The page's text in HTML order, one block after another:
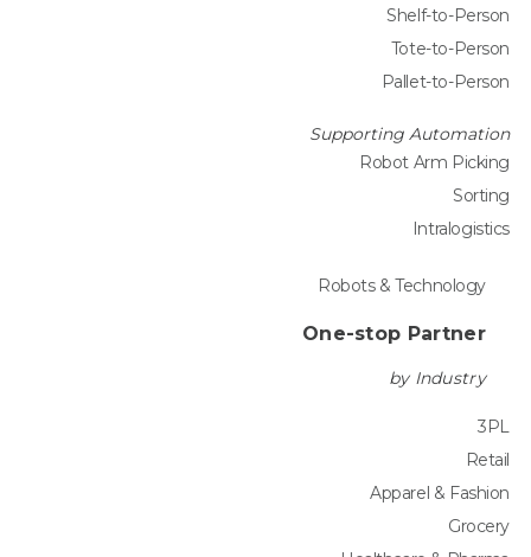
Shelf-to-Person
Tote-to-Person
Pallet-to-Person
Supporting Automation
Robot Arm Picking
Sorting
Intralogistics
Robots & Technology
One-stop Partner
by Industry
3PL
Retail
Apparel & Fashion
Grocery